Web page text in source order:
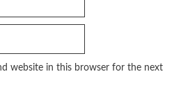
website in this browser for the next